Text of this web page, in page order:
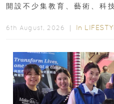
開設不少集教育、藝術、科
6th August, 2026 ｜ In